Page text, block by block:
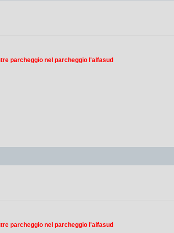
parcheggio nel parcheggio l'alfasud
parcheggio nel parcheggio l'alfasud